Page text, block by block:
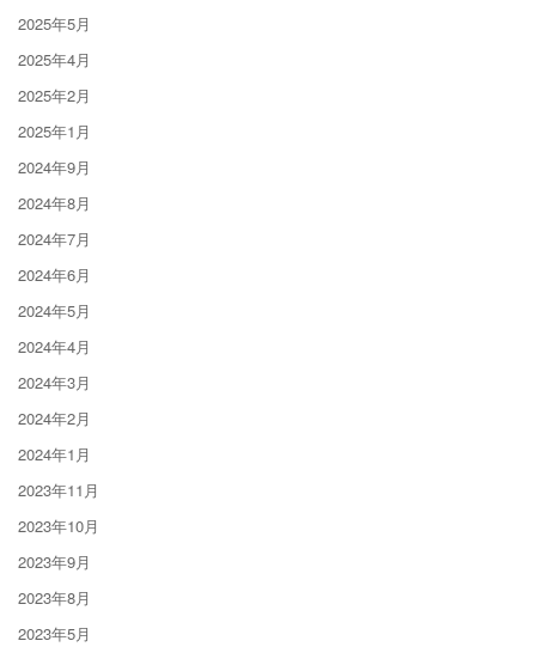
2025年5月
2025年4月
2025年2月
2025年1月
2024年9月
2024年8月
2024年7月
2024年6月
2024年5月
2024年4月
2024年3月
2024年2月
2024年1月
2023年11月
2023年10月
2023年9月
2023年8月
2023年5月